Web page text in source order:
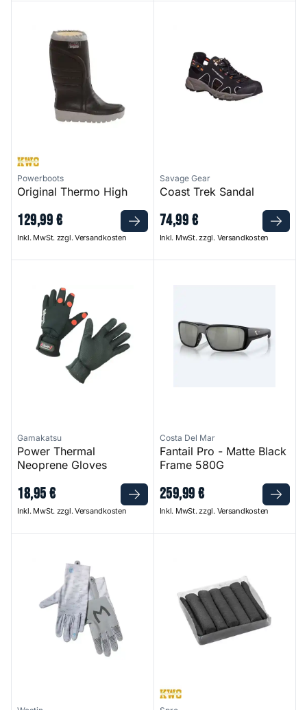
Powerboots
Original Thermo High
129,99€
Inkl. MwSt. zzgl. Versandkosten
Savage Gear
Coast Trek Sandal
74,99€
Inkl. MwSt. zzgl. Versandkosten
Gamakatsu
Power Thermal
Neoprene Gloves
18,95€
Inkl. MwSt. zzgl. Versandkosten
Costa Del Mar
Fantail Pro - Matte Black
Frame 580G
259,99€
Inkl. MwSt. zzgl. Versandkosten